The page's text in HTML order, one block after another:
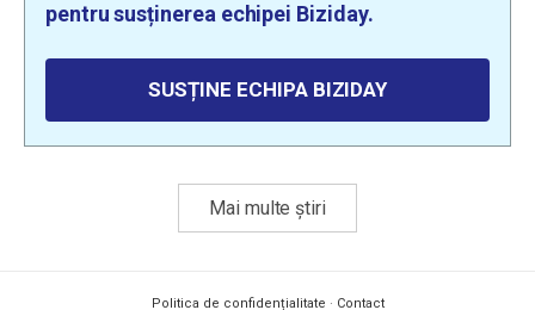
pentru susținerea echipei Biziday.
SUSȚINE ECHIPA BIZIDAY
Mai multe știri
Politica de confidențialitate · Contact